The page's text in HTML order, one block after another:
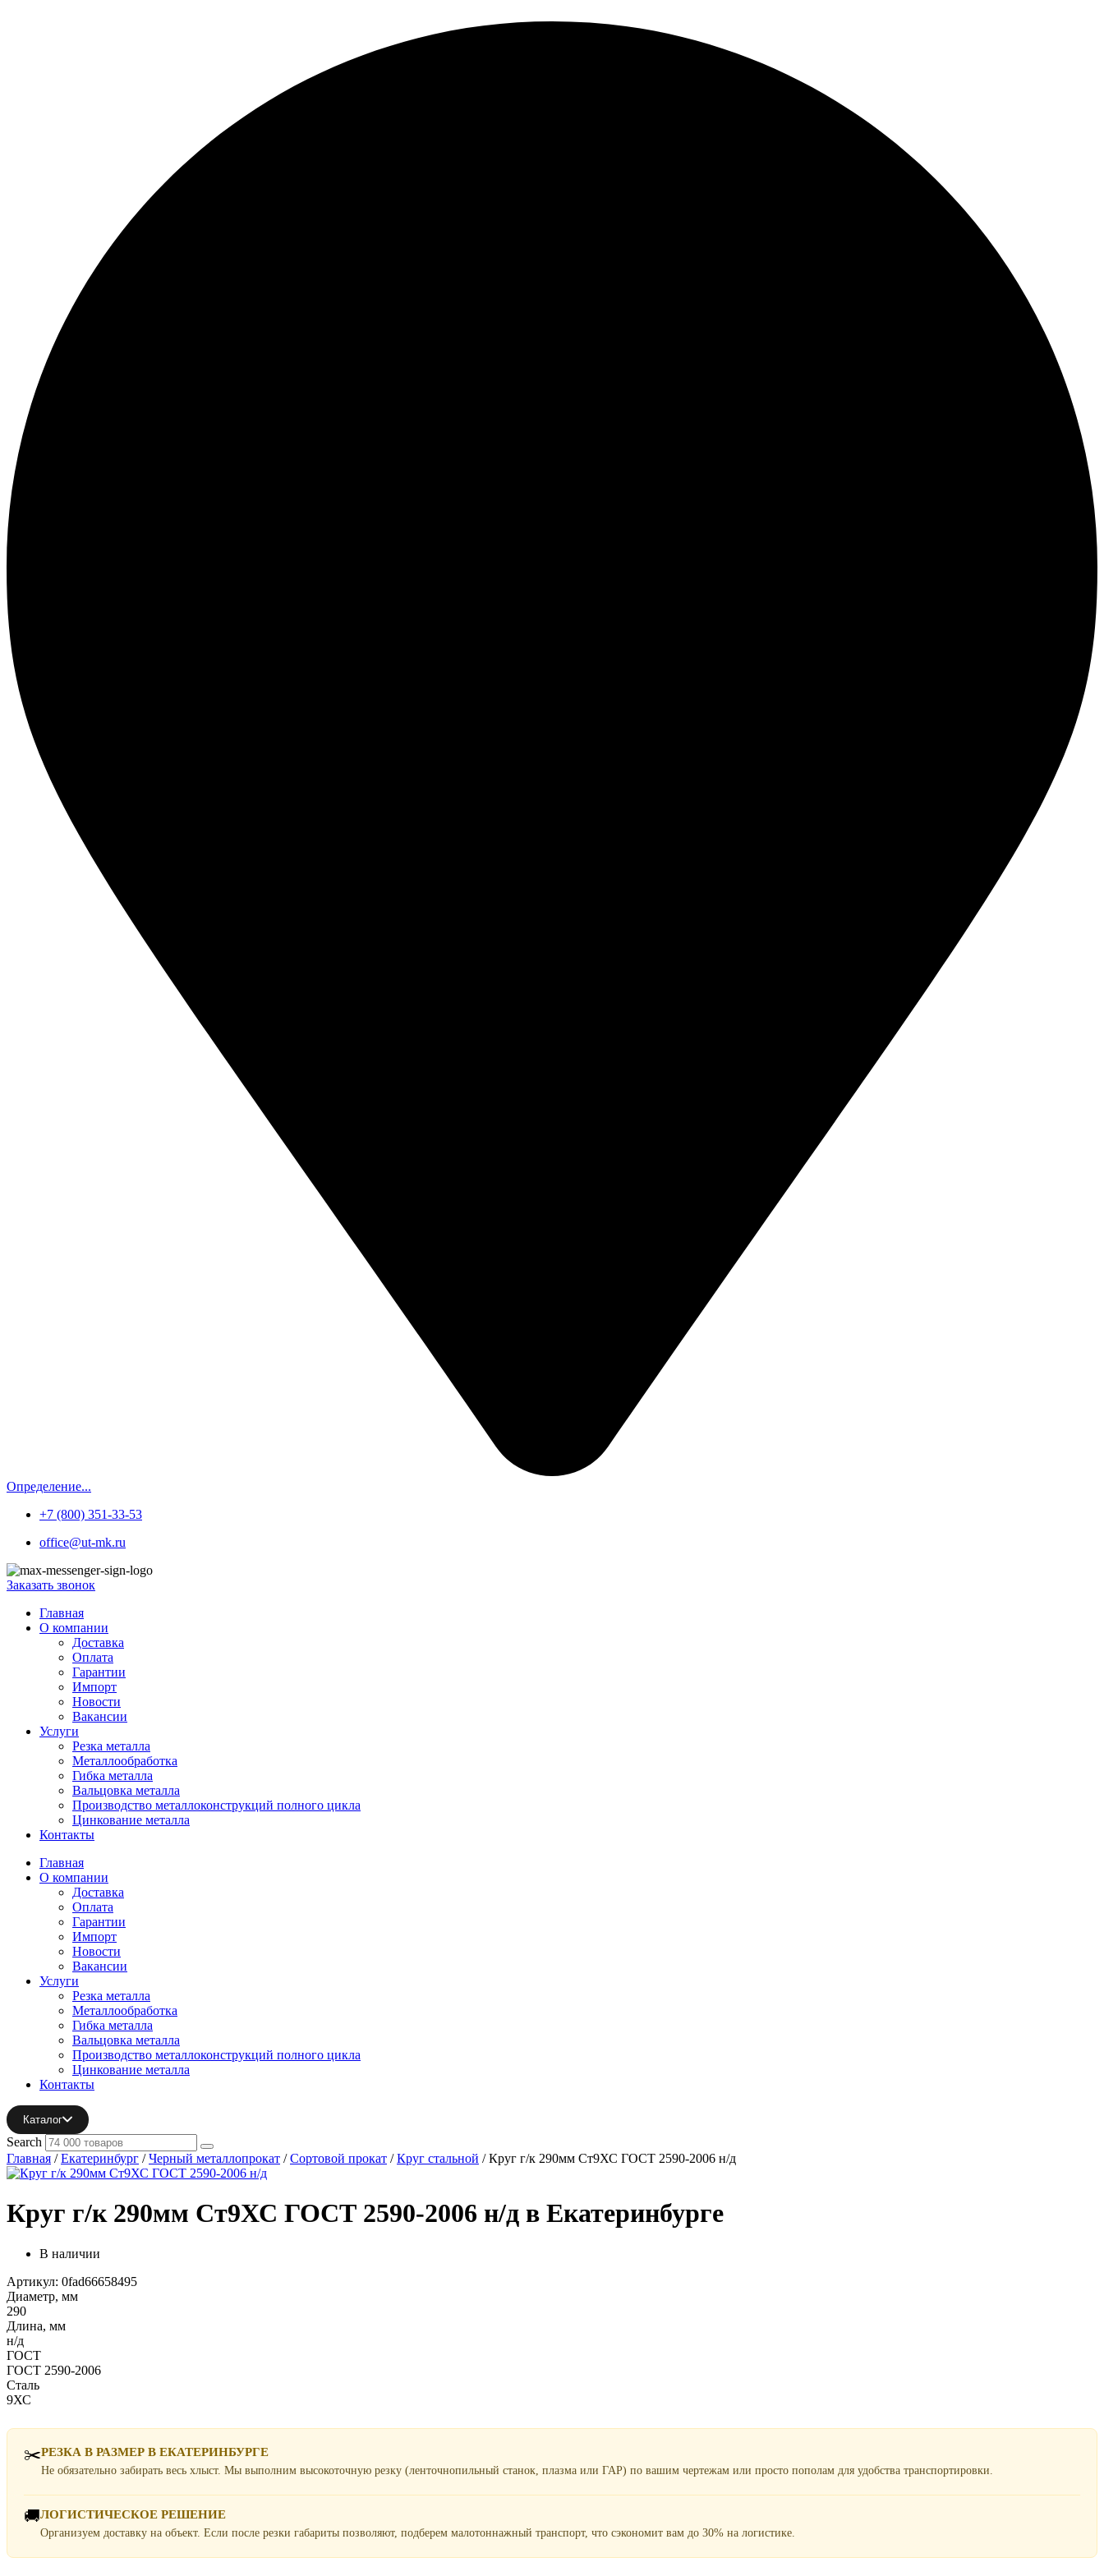
Определение...
+7 (800) 351-33-53
office@ut-mk.ru
Заказать звонок
Главная
О компании
Доставка
Оплата
Гарантии
Импорт
Новости
Вакансии
Услуги
Резка металла
Металлообработка
Гибка металла
Вальцовка металла
Производство металлоконструкций полного цикла
Цинкование металла
Контакты
Главная
О компании
Доставка
Оплата
Гарантии
Импорт
Новости
Вакансии
Услуги
Резка металла
Металлообработка
Гибка металла
Вальцовка металла
Производство металлоконструкций полного цикла
Цинкование металла
Контакты
Каталог
Search
Главная /Екатеринбург /Черный металлопрокат /Сортовой прокат /Круг стальной / Круг г/к 290мм Ст9ХС ГОСТ 2590-2006 н/д
Круг г/к 290мм Ст9ХС ГОСТ 2590-2006 н/д в Екатеринбурге
В наличии
Артикул: 0fad66658495
Диаметр, мм
290
Длина, мм
н/д
ГОСТ
ГОСТ 2590-2006
Сталь
9ХС
✂️РЕЗКА В РАЗМЕР В ЕКАТЕРИНБУРГЕ
Не обязательно забирать весь хлыст. Мы выполним высокоточную резку (ленточнопильный станок, плазма или ГАР) по вашим чертежам или просто пополам для удобства транспортировки.
🚚ЛОГИСТИЧЕСКОЕ РЕШЕНИЕ
Организуем доставку на объект. Если после резки габариты позволяют, подберем малотоннажный транспорт, что сэкономит вам до 30% на логистике.